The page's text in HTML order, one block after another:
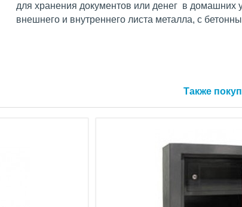
для хранения документов или денег в домашних
внешнего и внутреннего листа металла, с
Также